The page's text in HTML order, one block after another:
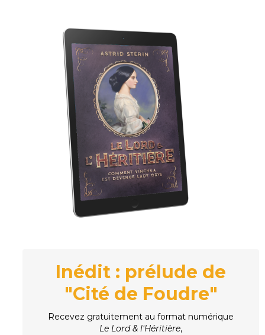
Inédit : prélude de
"Cité de Foudre"
Recevez gratuitement au format numérique
Le Lord & l'Héritière,